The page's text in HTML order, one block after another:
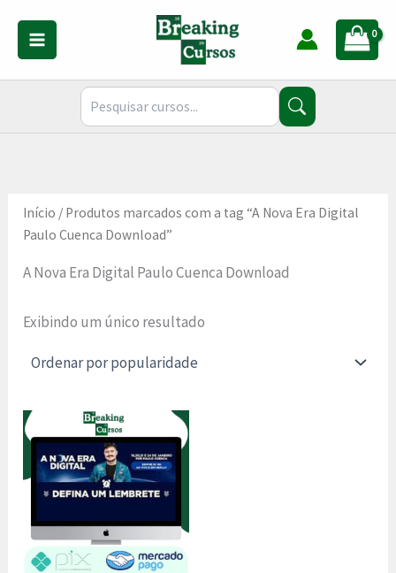
conteúdo
Início / Produtos marcados com a tag “A Nova Era Digital
Paulo Cuenca Download”
A Nova Era Digital Paulo Cuenca Download
Exibindo um único resultado